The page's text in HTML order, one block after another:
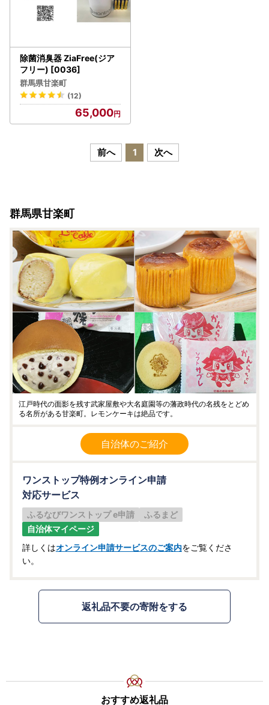
除菌消臭器 ZiaFree(ジア
フリー) [0036]
群馬県甘楽町
(12)
65,000
前へ 1 次へ
群馬県甘楽町
江戸時代の面影を残す武家屋敷や大名庭園等の藩政時代の名残をとどめ
る名所がある甘楽町。レモンケーキは絶品です。
自治体のご紹介
ワンストップ特例オンライン申請
対応サービス
ふるなびワンストップ e申請
ふるまど
自治体マイページ
詳しくはオンライン申請サービスのご案内をご覧くださ
い。
返礼品不要の寄附をする
おすすめ返礼品